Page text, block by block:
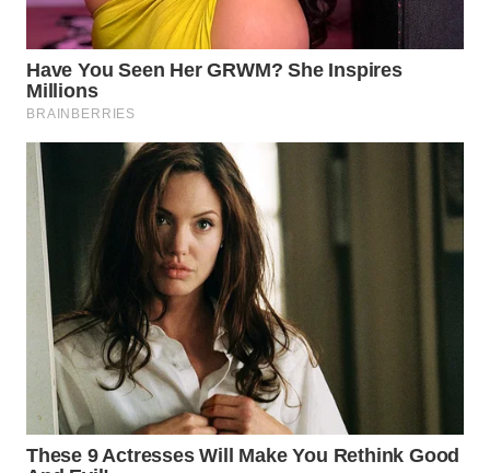
UMKM
WAHANA
SELEB
WAHANA
OTOMOTIF
WAHANA
HEALTH
WAHANA
DESA
WISATA